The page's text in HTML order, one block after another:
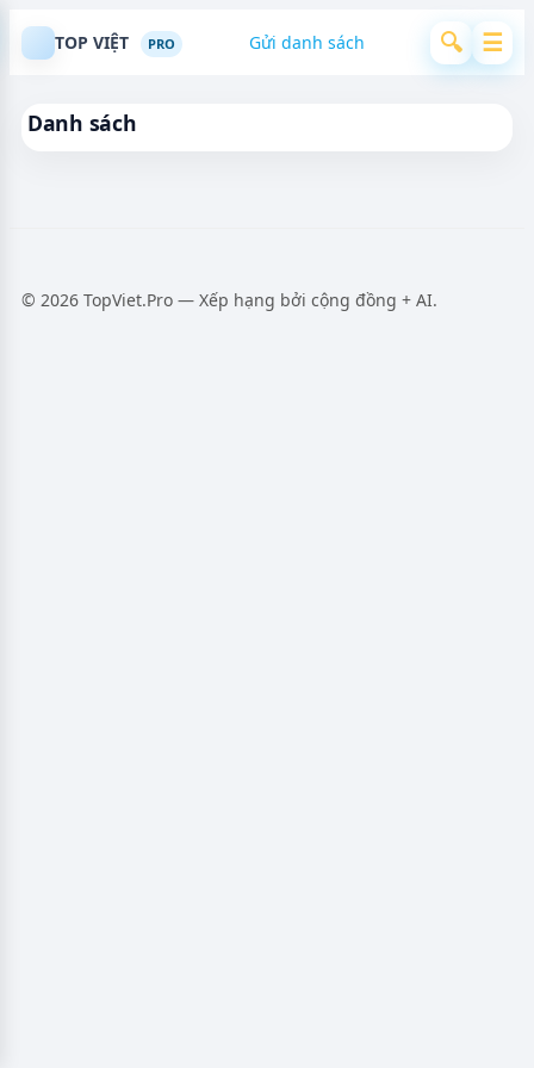
TOP VIỆT PRO Gửi danh sách 🔍 ☰
Danh sách
© 2026 TopViet.Pro — Xếp hạng bởi cộng đồng + AI.